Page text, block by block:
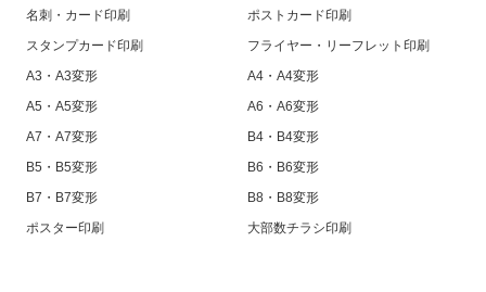
名刺・カード印刷
ポストカード印刷
スタンプカード印刷
フライヤー・リーフレット印刷
A3・A3変形
A4・A4変形
A5・A5変形
A6・A6変形
A7・A7変形
B4・B4変形
B5・B5変形
B6・B6変形
B7・B7変形
B8・B8変形
ポスター印刷
大部数チラシ印刷